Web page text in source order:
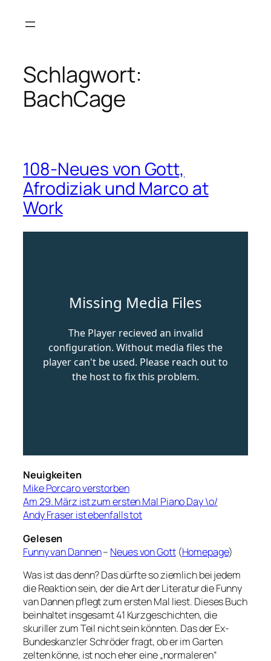
Inhalt
Schlagwort:
BachCage
108-Neues von Gott,
Afrodiziak und Marco at
Work
Neuigkeiten
Mike Porcaro verstorben
Am 29. März ist zum ersten Mal Piano Day \o/
Andy Fraser ist ebenfalls tot
Gelesen
Funny van Dannen– Neues von Gott(Homepage)
Was ist das denn? Das dürfte so ziemlich bei jedem
die Reaktion sein, der die Art der Literatur die Funny
van Dannen pflegt zum ersten Mal liest. Dieses Buch
beinhaltet insgesamt 41 Kurzgeschichten, die
skuriller zum Teil nicht sein könnten. Das der Ex-
Bundeskanzler Schröder fragt, ob er im Garten
zelten könne, ist noch eher eine „normaleren“